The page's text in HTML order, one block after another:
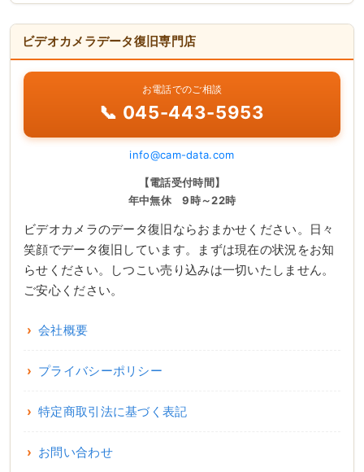
ビデオカメラデータ復旧専門店
お電話でのご相談
📞 045-443-5953
info@cam-data.com
【電話受付時間】
年中無休 9時～22時
ビデオカメラのデータ復旧ならおまかせください。日々
笑顔でデータ復旧しています。まずは現在の状況をお知
らせください。しつこい売り込みは一切いたしません。
ご安心ください。
会社概要
プライバシーポリシー
特定商取引法に基づく表記
お問い合わせ